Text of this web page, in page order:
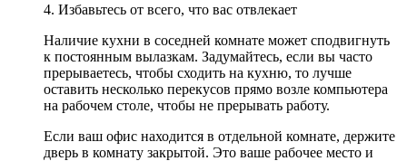
4. Избавьтесь от всего, что вас отвлекает
Наличие кухни в соседней комнате может сподвигнуть
к постоянным вылазкам. Задумайтесь, если вы часто
прерываетесь, чтобы сходить на кухню, то лучше
оставить несколько перекусов прямо возле компьютера
на рабочем столе, чтобы не прерывать работу.
Если ваш офис находится в отдельной комнате, держите
дверь в комнату закрытой. Это ваше рабочее место и